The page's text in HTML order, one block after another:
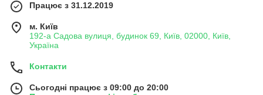
Працює з 31.12.2019
м. Київ
192-а Садова вулиця, будинок 69, Київ, 02000, Київ,
Україна
Контакти
Сьогодні працює з 09:00 до 20:00